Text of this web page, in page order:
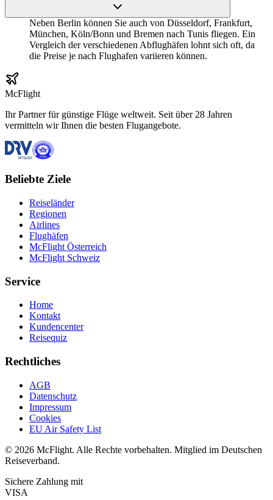
Neben Berlin können Sie auch von Düsseldorf, Frankfurt,
München, Köln/Bonn und Bremen nach Tunis fliegen. Ein
Vergleich der verschiedenen Abflughäfen lohnt sich oft, da
die Preise je nach Flughafen variieren können.
McFlight
Ihr Partner für günstige Flüge weltweit. Seit über 28 Jahren
vermitteln wir Ihnen die besten Flugangebote.
Beliebte Ziele
Reiseländer
Regionen
Airlines
Flughäfen
McFlight Österreich
McFlight Schweiz
Service
Home
Kontakt
Kundencenter
Reisequiz
Rechtliches
AGB
Datenschutz
Impressum
Cookies
EU Air Safety List
© 2026 McFlight. Alle Rechte vorbehalten. Mitglied im Deutschen
Reiseverband.
Sichere Zahlung mit
VISA